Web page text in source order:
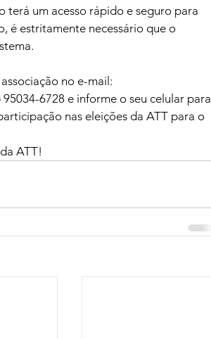
terá um acesso rápido e seguro para
é estritamente necessário que o
no e-mail:
6728 e informe o seu celular para
nas eleições da ATT para o
ATT!